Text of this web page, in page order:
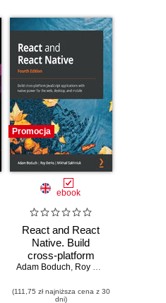
Promocja
ebook
React and React
Native. Build
cross-platform
JavaScript
native power for
Adam Boduch, Roy Derks
(111,75 zł najniższa cena z 30
dni)